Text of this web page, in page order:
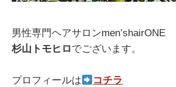
男性専門ヘアサロンmen’shairONE
杉山トモヒロでございます。
プロフィールは コチラ